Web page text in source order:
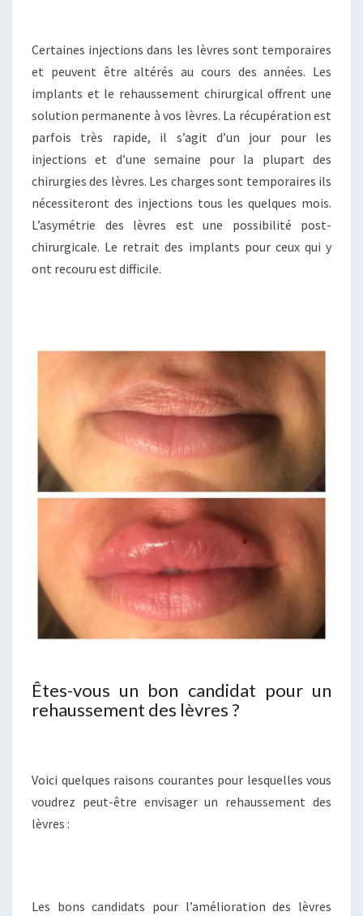
Certaines injections dans les lèvres sont temporaires
et peuvent être altérés au cours des années. Les
implants et le rehaussement chirurgical offrent une
solution permanente à vos lèvres. La récupération est
parfois très rapide, il s’agit d’un jour pour les
injections et d’une semaine pour la plupart des
chirurgies des lèvres. Les charges sont temporaires ils
nécessiteront des injections tous les quelques mois.
L’asymétrie des lèvres est une possibilité post-
chirurgicale. Le retrait des implants pour ceux qui y
ont recouru est difficile.
Êtes-vous un bon candidat pour un
rehaussement des lèvres ?
Voici quelques raisons courantes pour lesquelles vous
voudrez peut-être envisager un rehaussement des
lèvres :
Les bons candidats pour l’amélioration des lèvres